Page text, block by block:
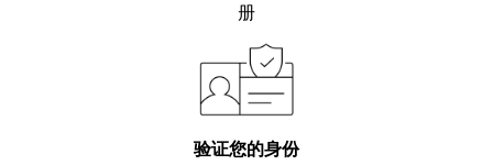
册
验证您的身份